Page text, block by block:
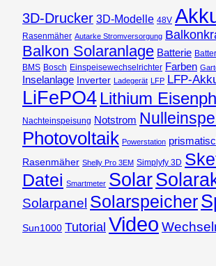
3D-Drucker 3D-Modelle 48V
Rasenmäher Autarke Stromversorgung
Balkon Solaranlage Batterie
BMS Bosch Einspeisewechselrichter Farben
Inselanlage Inverter Ladegerät LFP LFP-
LiFePO4 Lithium
Nachteinspeisung Notstrom
Photovoltaik Powerstation
Rasenmäher Shelly Pro 3EM Simplyfy 3D
Datei Smartmeter Solar
Solarpanel Solarspeicher
Sun1000 Tutorial Video